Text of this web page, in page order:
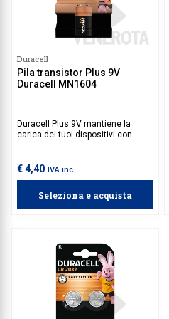
Duracell
Pila transistor Plus 9V
Duracell MN1604
Duracell Plus 9V mantiene la
carica dei tuoi dispositivi con
€ 4,40 IVA inc.
Seleziona e acquista